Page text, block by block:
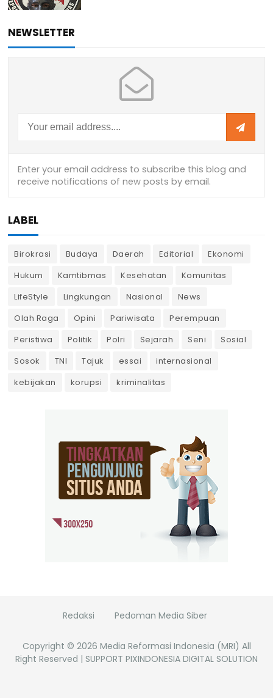
NEWSLETTER
LABEL
Birokrasi Budaya Daerah Editorial
Ekonomi
Hukum
Kamtibmas Kesehatan
Komunitas
LifeStyle
Lingkungan Nasional
News
Olah Raga
Opini Pariwisata
Perempuan
Peristiwa
Politik Polri Sejarah Seni
Sosial
Sosok
TNI Tajuk essai
internasional
kebijakan
korupsi kriminalitas
Redaksi Pedoman Media Siber
Copyright © 2026 Media Reformasi Indonesia (MRI) All
Right Reserved | SUPPORT PIXINDONESIA DIGITAL SOLUTION